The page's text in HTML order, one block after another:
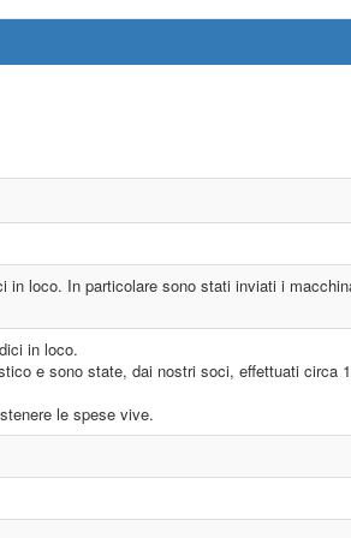
loco. In particolare sono stati inviati i
in loco.
e sono state, dai nostri soci, effettuati circa
le spese vive.